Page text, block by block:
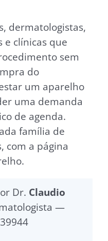
dermatologistas,
e clínicas que
sem
do
um aparelho
uma demanda
de agenda.
família de
com a página
Dr. Claudio
—